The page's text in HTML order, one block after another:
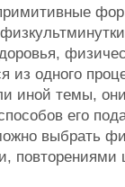
из одного
иной темы,
его
выбрать